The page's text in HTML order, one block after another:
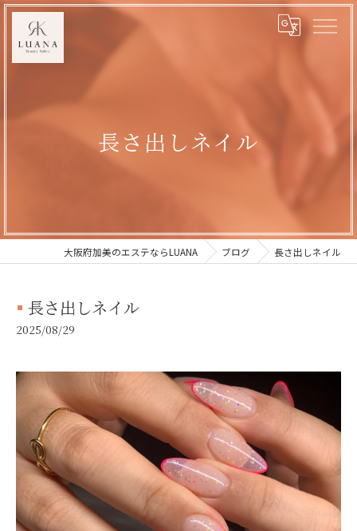
長さ出しネイル
大阪府加美のエステならLUANA ブログ 長さ出しネイル
長さ出しネイル
2025/08/29